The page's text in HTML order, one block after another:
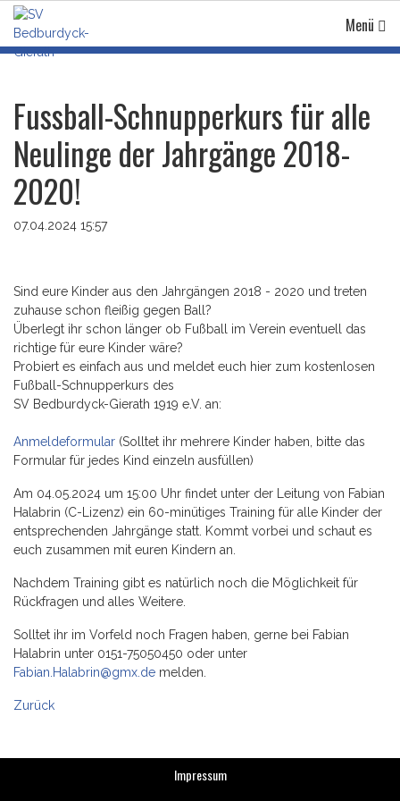
Menü
Fussball-Schnupperkurs für alle
Neulinge der Jahrgänge 2018-
2020!
07.04.2024 15:57
Sind eure Kinder aus den Jahrgängen 2018 - 2020 und treten
zuhause schon fleißig gegen Ball?
Überlegt ihr schon länger ob Fußball im Verein eventuell das
richtige für eure Kinder wäre?
Probiert es einfach aus und meldet euch hier zum kostenlosen
Fußball-Schnupperkurs des
SV Bedburdyck-Gierath 1919 e.V. an:
Anmeldeformular (Solltet ihr mehrere Kinder haben, bitte das
Formular für jedes Kind einzeln ausfüllen)
Am 04.05.2024 um 15:00 Uhr findet unter der Leitung von Fabian
Halabrin (C-Lizenz) ein 60-minütiges Training für alle Kinder der
entsprechenden Jahrgänge statt. Kommt vorbei und schaut es
euch zusammen mit euren Kindern an.
Nachdem Training gibt es natürlich noch die Möglichkeit für
Rückfragen und alles Weitere.
Solltet ihr im Vorfeld noch Fragen haben, gerne bei Fabian
Halabrin unter 0151-75050450 oder unter
Fabian.Halabrin@gmx.de melden.
Zurück
Impressum